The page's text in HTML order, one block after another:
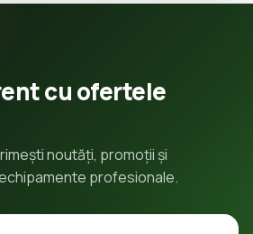
cu ofertele
noutăți, promoții și
profesionale.